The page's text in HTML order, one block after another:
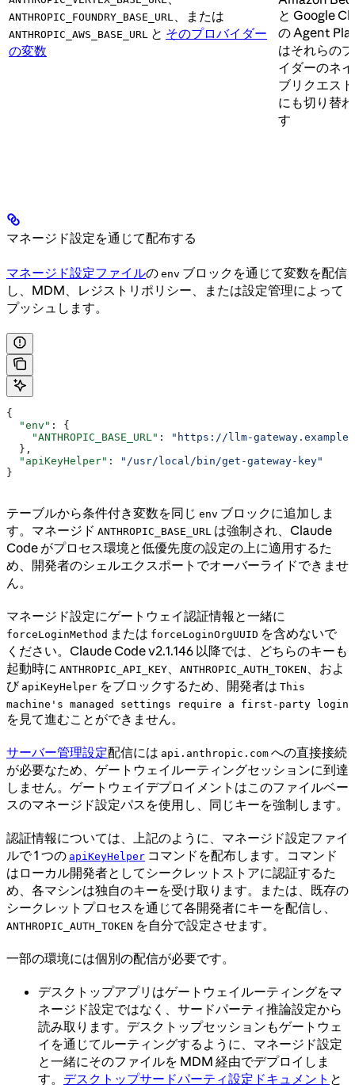
ANTHROPIC_FOUNDRY_BASE_URL、または
ANTHROPIC_AWS_BASE_URL と そのプロバイダー
の変数
と Google
の Agent
はそれらの
イダーのネ
ブリクエス
にも切り替
す
マネージド設定を通じて配布する
マネージド設定ファイルの env ブロックを通じて変数を配信
し、MDM、レジストリポリシー、または設定管理によって
プッシュします。
{
  "env"
: {
    "ANTHROPIC_BASE_URL"
:
"https://llm-
  },
  "apiKeyHelper"
:
"/usr/local/bin/get-gateway-key"
}
テーブルから条件付き変数を同じ env ブロックに追加しま
す。マネージド ANTHROPIC_BASE_URL は強制され、Claude
Code がプロセス環境と低優先度の設定の上に適用するた
め、開発者のシェルエクスポートでオーバーライドできませ
ん。
マネージド設定にゲートウェイ認証情報と一緒に
forceLoginMethod または forceLoginOrgUUID を含めないで
ください。Claude Code v2.1.146 以降では、どちらのキーも
起動時に ANTHROPIC_API_KEY ANTHROPIC_AUTH_TOKEN
、およ
び apiKeyHelper をブロックするため、開発者は This
machine's managed settings require a first-party login
を見て進むことができません。
サーバー管理設定配信には api.anthropic.com への直接接続
が必要なため、ゲートウェイルーティングセッションに到達
しません。ゲートウェイデプロイメントはこのファイルベー
スのマネージド設定パスを使用し、同じキーを強制します。
認証情報については、上記のように、マネージド設定ファイ
ルで 1 つの apiKeyHelper コマンドを配布します。コマンド
はローカル開発者としてシークレットストアに認証するた
め、各マシンは独自のキーを受け取ります。または、既存の
シークレットプロセスを通じて各開発者にキーを配信し、
ANTHROPIC_AUTH_TOKEN を自分で設定させます。
一部の環境には個別の配信が必要です。
デスクトップアプリはゲートウェイルーティングをマ
ネージド設定ではなく、サードパーティ推論設定から
読み取ります。デスクトップセッションもゲートウェ
イを通じてルーティングするように、マネージド設定
と一緒にそのファイルを MDM 経由でデプロイしま
す。 デスクトップサードパーティ設定ドキュメント と